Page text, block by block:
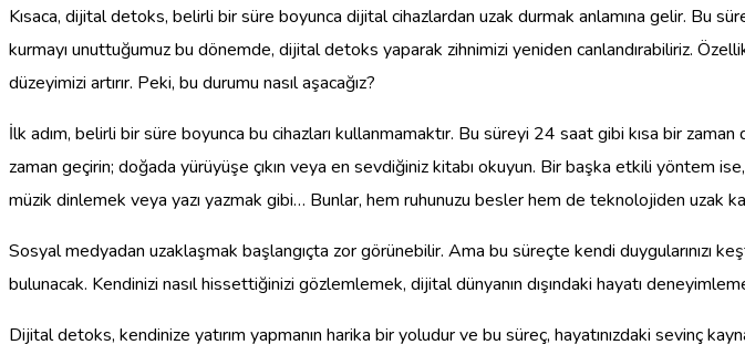
Kısaca, dijital detoks, belirli bir süre boyunca dijital cihazlardan uzak durmak anlamına gelir. Bu
kurmayı unuttuğumuz bu dönemde, dijital detoks yaparak zihnimizi yeniden canlandırabiliriz.
düzeyimizi artırır. Peki, bu durumu nasıl aşacağız?
İlk adım, belirli bir süre boyunca bu cihazları kullanmamaktır. Bu süreyi 24 saat gibi kısa bir
zaman geçirin; doğada yürüyüşe çıkın veya en sevdiğiniz kitabı okuyun. Bir başka etkili yöntem
müzik dinlemek veya yazı yazmak gibi… Bunlar, hem ruhunuzu besler hem de teknolojiden uzak
Sosyal medyadan uzaklaşmak başlangıçta zor görünebilir. Ama bu süreçte kendi duygularınızı
bulunacak. Kendinizi nasıl hissettiğinizi gözlemlemek, dijital dünyanın dışındaki hayatı
Dijital detoks, kendinize yatırım yapmanın harika bir yoludur ve bu süreç, hayatınızdaki sevinç